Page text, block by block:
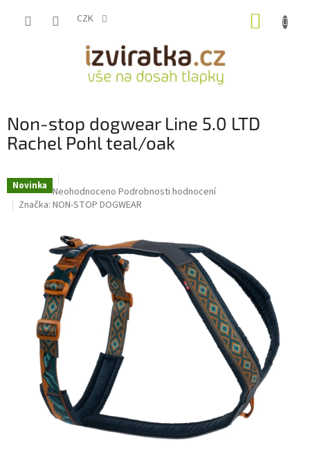
CZK
Non-stop dogwear Line 5.0 LTD
Rachel Pohl teal/oak
Novinka Průměrné
hodnocení
0,0
z
5
hvězdiček.
Neohodnoceno Podrobnosti hodnocení
Značka: NON-STOP DOGWEAR